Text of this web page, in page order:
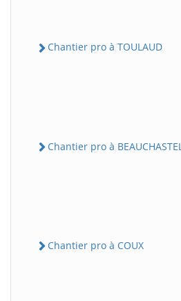
Chantier pro à TOULAUD
Chantier pro à BEAUCHASTEL
Chantier pro à COUX